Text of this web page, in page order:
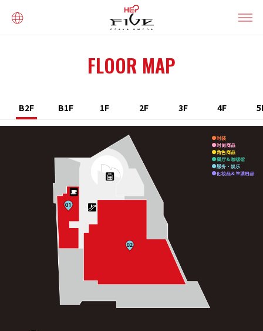
FLOOR MAP
B2F B1F 1F 2F 3F 4F
时装
时尚商品
角色商品
餐厅＆咖啡馆
服务・娱乐
化妆品＆生活用品